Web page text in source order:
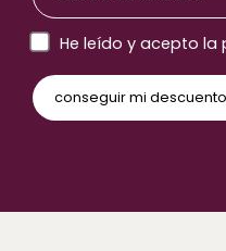
He leído y acepto